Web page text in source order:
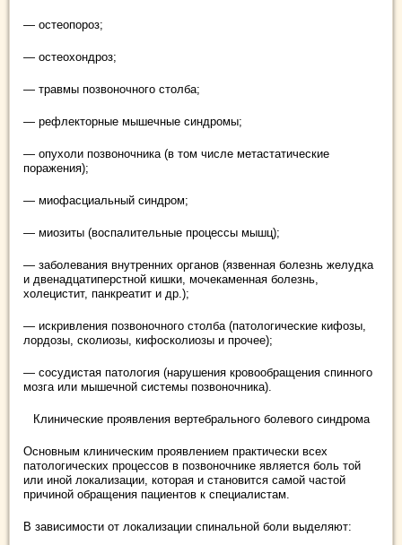
— остеопороз;
— остеохондроз;
— травмы позвоночного столба;
— рефлекторные мышечные синдромы;
— опухоли позвоночника (в том числе метастатические
поражения);
— миофасциальный синдром;
— миозиты (воспалительные процессы мышц);
— заболевания внутренних органов (язвенная болезнь желудка
и двенадцатиперстной кишки, мочекаменная болезнь,
холецистит, панкреатит и др.);
— искривления позвоночного столба (патологические кифозы,
лордозы, сколиозы, кифосколиозы и прочее);
— сосудистая патология (нарушения кровообращения спинного
мозга или мышечной системы позвоночника).
Клинические проявления вертебрального болевого синдрома
Основным клиническим проявлением практически всех
патологических процессов в позвоночнике является боль той
или иной локализации, которая и становится самой частой
причиной обращения пациентов к специалистам.
В зависимости от локализации спинальной боли выделяют: